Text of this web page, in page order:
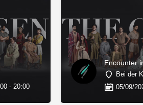
- 20:00
Encounter
Bei der
05/09/